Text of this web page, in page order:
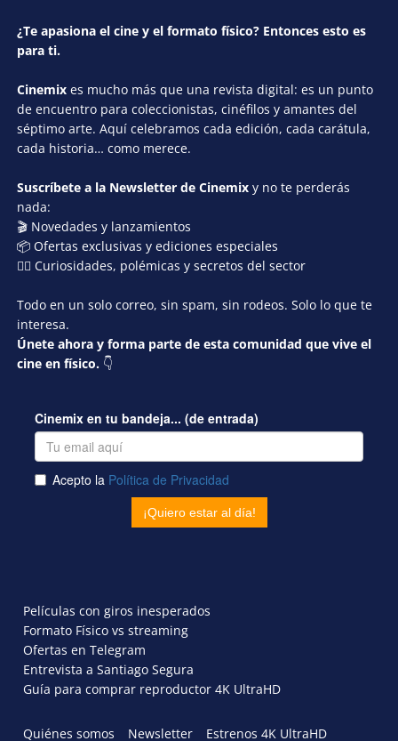
¿Te apasiona el cine y el formato físico? Entonces esto es
para ti.
Cinemix es mucho más que una revista digital: es un punto
de encuentro para coleccionistas, cinéfilos y amantes del
séptimo arte. Aquí celebramos cada edición, cada carátula,
cada historia… como merece.
Suscríbete a la Newsletter de Cinemix y no te perderás
nada:
🎬 Novedades y lanzamientos
📦 Ofertas exclusivas y ediciones especiales
🕵️‍♂️ Curiosidades, polémicas y secretos del sector
Todo en un solo correo, sin spam, sin rodeos. Solo lo que te
interesa.
Únete ahora y forma parte de esta comunidad que vive el
cine en físico. 👇
Películas con giros inesperados
Formato Físico vs streaming
Ofertas en Telegram
Entrevista a Santiago Segura
Guía para comprar reproductor 4K UltraHD
Quiénes somos Newsletter Estrenos 4K UltraHD